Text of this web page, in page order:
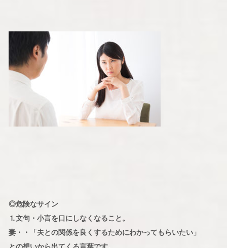
◎危険なサイン
⒈文句・小言を口にしなくなること。
妻・・「夫との関係を良くするためにわかってもらいたい」